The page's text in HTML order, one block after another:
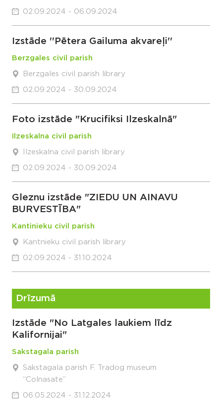
02.09.2024 - 06.09.2024
Izstāde ''Pētera Gailuma akvareļi''
Berzgales civil parish
Berzgales civil parish library
02.09.2024 - 30.09.2024
Foto izstāde "Krucifiksi Ilzeskalnā"
Ilzeskalna civil parish
Ilzeskalna civil parish library
02.09.2024 - 30.09.2024
Gleznu izstāde "ZIEDU UN AINAVU
BURVESTĪBA"
Kantinieku civil parish
Kantnieku civil parish library
02.09.2024 - 31.10.2024
Drīzumā
Izstāde "No Latgales laukiem līdz
Kalifornijai"
Sakstagala parish
Sakstagala parish F. Tradog museum
“Colnasate”
06.05.2024 - 31.12.2024